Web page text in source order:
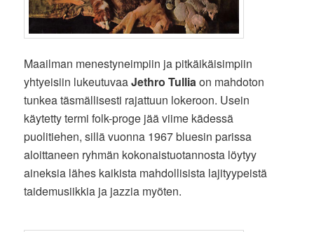
Maailman menestyneimpiin ja pitkäikäisimpiin
yhtyeisiin lukeutuvaaJethro Tulliaon mahdoton
tunkea täsmällisesti rajattuun lokeroon. Usein
käytetty termi folk-proge jää viime kädessä
puolitiehen, sillä vuonna 1967 bluesin parissa
aloittaneen ryhmän kokonaistuotannosta löytyy
aineksia lähes kaikista mahdollisista lajityypeistä
taidemusiikkia ja jazzia myöten.